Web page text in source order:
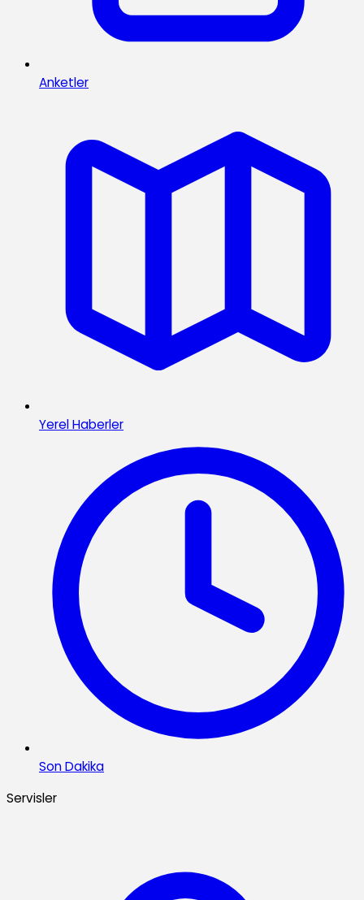
Anketler
Yerel Haberler
Son Dakika
Servisler